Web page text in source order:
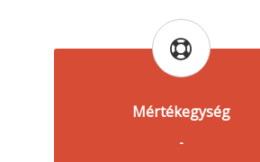
Mértékegység
-